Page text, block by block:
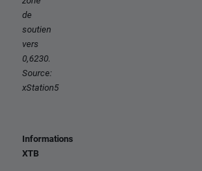
de
soutien
vers
0,6230.
Source:
xStation5
Informations
XTB